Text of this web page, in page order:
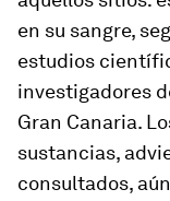
en su sangre,
estudios
investigadores
Gran Canaria.
sustancias,
consultados,